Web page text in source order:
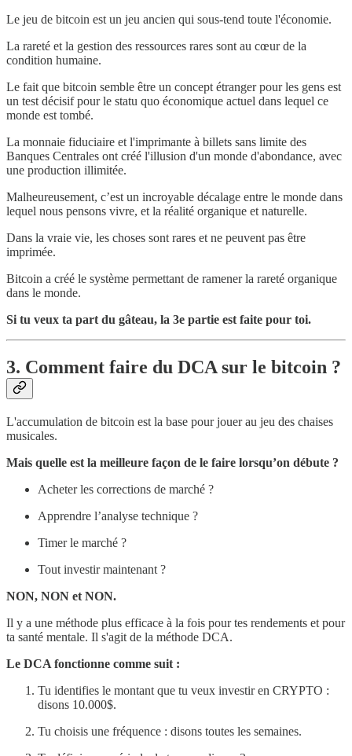
Le jeu de bitcoin est un jeu ancien qui sous-tend toute l'économie.
La rareté et la gestion des ressources rares sont au cœur de la
condition humaine.
Le fait que bitcoin semble être un concept étranger pour les gens est
un test décisif pour le statu quo économique actuel dans lequel ce
monde est tombé.
La monnaie fiduciaire et l'imprimante à billets sans limite des
Banques Centrales ont créé l'illusion d'un monde d'abondance, avec
une production illimitée.
Malheureusement, c’est un incroyable décalage entre le monde dans
lequel nous pensons vivre, et la réalité organique et naturelle.
Dans la vraie vie, les choses sont rares et ne peuvent pas être
imprimée.
Bitcoin a créé le système permettant de ramener la rareté organique
dans le monde.
Si tu veux ta part du gâteau, la 3e partie est faite pour toi.
3. Comment faire du DCA sur le bitcoin ?
L'accumulation de bitcoin est la base pour jouer au jeu des chaises
musicales.
Mais quelle est la meilleure façon de le faire lorsqu’on débute ?
Acheter les corrections de marché ?
Apprendre l’analyse technique ?
Timer le marché ?
Tout investir maintenant ?
NON, NON et NON.
Il y a une méthode plus efficace à la fois pour tes rendements et pour
ta santé mentale. Il s'agit de la méthode DCA.
Le DCA fonctionne comme suit :
Tu identifies le montant que tu veux investir en CRYPTO :
disons 10.000$.
Tu choisis une fréquence : disons toutes les semaines.